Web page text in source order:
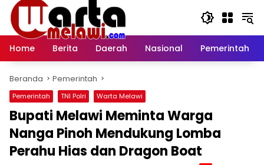
Langsung
konten
Home
Berita Daerah Nasional Pemerintah
Beranda Pemerintah
Pemerintah TNI Polri Warta Melawi
Bupati Melawi Meminta Warga
Nanga Pinoh Mendukung Lomba
Perahu Hias dan Dragon Boat